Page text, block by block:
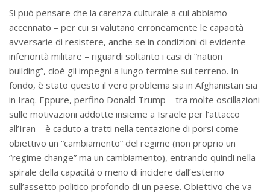
Si può pensare che la carenza culturale a cui abbiamo
accennato – per cui si valutano erroneamente le capacità
avversarie di resistere, anche se in condizioni di evidente
inferiorità militare – riguardi soltanto i casi di “nation
building”, cioè gli impegni a lungo termine sul terreno. In
fondo, è stato questo il vero problema sia in Afghanistan sia
in Iraq. Eppure, perfino Donald Trump – tra molte oscillazioni
sulle motivazioni addotte insieme a Israele per l’attacco
all’Iran – è caduto a tratti nella tentazione di porsi come
obiettivo un “cambiamento” del regime (non proprio un
“regime change” ma un cambiamento), entrando quindi nella
spirale della capacità o meno di incidere dall’esterno
sull’assetto politico profondo di un paese. Obiettivo che va